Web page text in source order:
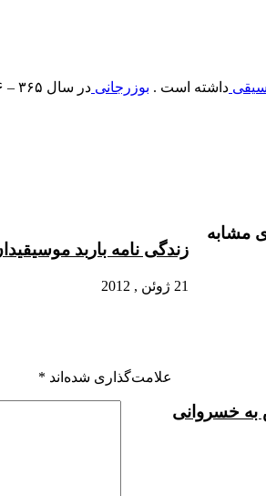
داشته است . بوزرجانی در سال ۳۶۵ – ۳۷۶ هجری – درگذشته است
مشابه
زندگی نامه باربد
21 ژوئن , 2012
به خسروانی
علامت‌گذاری شده‌اند *